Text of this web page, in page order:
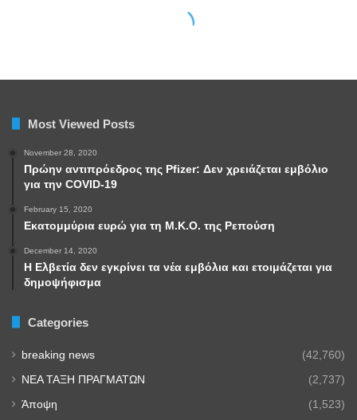
Most Viewed Posts
November 28, 2020
Πρώην αντιπρόεδρος της Pfizer: Δεν χρειάζεται εμβόλιο
για την COVID-19
February 15, 2020
Εκατομμύρια ευρώ για τη Μ.Κ.Ο. της Ρεπούση
December 14, 2020
Η Ελβετία δεν εγκρίνει τα νέα εμβόλια και ετοιμάζεται για
δημοψήφισμα
Categories
breaking news (42,760)
NEA TAΞΗ ΠΡΑΓΜΑΤΩΝ (2,737)
Άποψη (1,523)